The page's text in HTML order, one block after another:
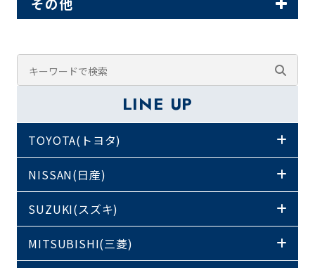
LINE UP
TOYOTA(トヨタ)
NISSAN(日産)
SUZUKI(スズキ)
MITSUBISHI(三菱)